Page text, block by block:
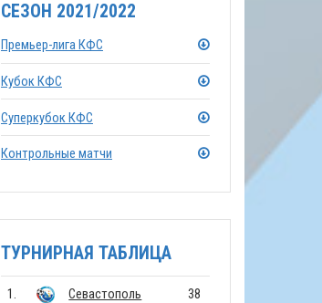
СЕЗОН 2021/2022
Премьер-лига КФС
Кубок КФС
Суперкубок КФС
Контрольные матчи
ТУРНИРНАЯ ТАБЛИЦА
1. Севастополь 38